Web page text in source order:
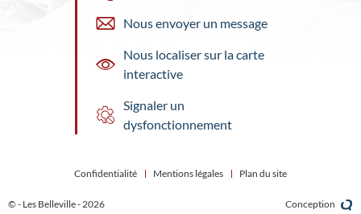
Nous envoyer un message
Nous localiser sur la carte
interactive
Signaler un
dysfonctionnement
© - Les Belleville - 2026
Confidentialité Mentions légales Plan du site
Conception